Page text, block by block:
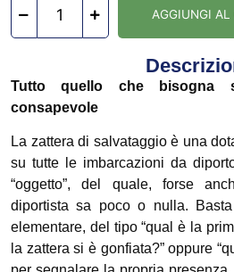
AGGIUNGI AL
Tutto quello che bisogna
consapevole
​La zattera di salvataggio è una
su tutte le imbarcazioni da
“oggetto”, del quale, forse
diportista sa poco o nulla.
elementare, del tipo “qual è la
la zattera si è gonfiata?” oppure